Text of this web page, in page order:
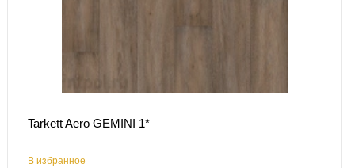
Tarkett Aero GEMINI 1*
В избранное